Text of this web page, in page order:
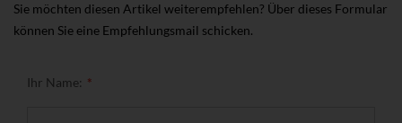
Sie möchten diesen Artikel weiterempfehlen? Über dieses Formular
können Sie eine Empfehlungsmail schicken.
Ihr Name: